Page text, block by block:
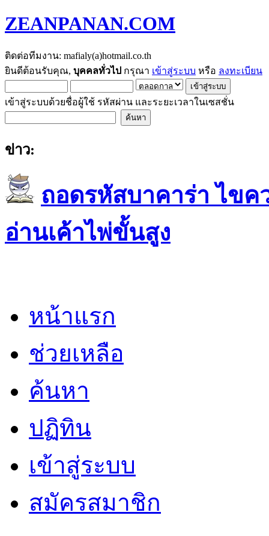
ZEANPANAN.COM
ติดต่อทีมงาน: mafialy(a)hotmail.co.th
ยินดีต้อนรับคุณ, บุคคลทั่วไป กรุณา เข้าสู่ระบบ หรือ ลงทะเบียน
เข้าสู่ระบบด้วยชื่อผู้ใช้ รหัสผ่าน และระยะเวลาในเซสชั่น
ข่าว:
ถอดรหัสบาคาร่า ไขค
อ่านเค้าไพ่ขั้นสูง
หน้าแรก
ช่วยเหลือ
ค้นหา
ปฏิทิน
เข้าสู่ระบบ
สมัครสมาชิก